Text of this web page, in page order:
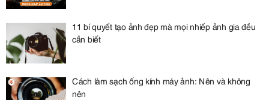
11 bí quyết tạo ảnh đẹp mà mọi nhiếp ảnh gia đều
cần biết
Cách làm sạch ống kính máy ảnh: Nên và không
nên